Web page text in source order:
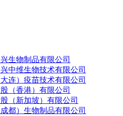
生物制品有限公司
中维生物技术有限公司
连）疫苗技术有限公司
（香港）有限公司
（新加坡）有限公司
都）生物制品有限公司